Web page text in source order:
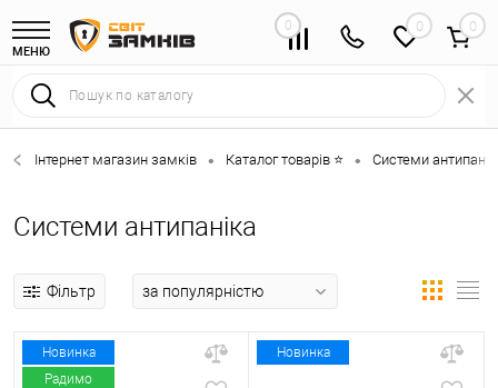
МЕНЮ
0 0
Інтернет магазин замків • Каталог товарів ⭐ • Системи
Системи антипаніка
Фільтр
Новинка
Радимо
Новинка